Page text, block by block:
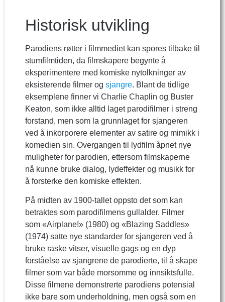
Historisk utvikling
Parodiens røtter i filmmediet kan spores tilbake til
stumfilmtiden, da filmskapere begynte å
eksperimentere med komiske nytolkninger av
eksisterende filmer og sjangre. Blant de tidlige
eksemplene finner vi Charlie Chaplin og Buster
Keaton, som ikke alltid laget parodifilmer i streng
forstand, men som la grunnlaget for sjangeren
ved å inkorporere elementer av satire og mimikk i
komedien sin. Overgangen til lydfilm åpnet nye
muligheter for parodien, ettersom filmskaperne
nå kunne bruke dialog, lydeffekter og musikk for
å forsterke den komiske effekten.
På midten av 1900-tallet oppsto det som kan
betraktes som parodifilmens gullalder. Filmer
som «Airplane!» (1980) og «Blazing Saddles»
(1974) satte nye standarder for sjangeren ved å
bruke raske vitser, visuelle gags og en dyp
forståelse av sjangrene de parodierte, til å skape
filmer som var både morsomme og innsiktsfulle.
Disse filmene demonstrerte parodiens potensial
ikke bare som underholdning, men også som en